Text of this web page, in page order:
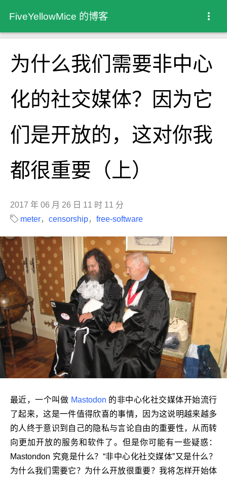
FiveYellowMice 的博客
为什么我们需要非中心
化的社交媒体？因为它
们是开放的，这对你我
都很重要（上）
2017 年 06 月 26 日 11 时 11 分
meter， censorship， free-software
最近，一个叫做 Mastodon 的非中心化社交媒体开始流行
了起来，这是一件值得欣喜的事情，因为这说明越来越多
的人终于意识到自己的隐私与言论自由的重要性，从而转
向更加开放的服务和软件了。但是你可能有一些疑惑：
Mastondon 究竟是什么？“非中心化社交媒体”又是什么？
为什么我们需要它？为什么开放很重要？我将怎样开始体